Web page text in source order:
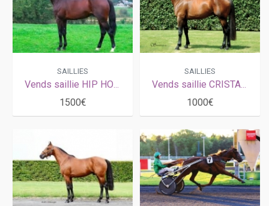
SAILLIES
Vends saillie HIP HOP HAUFOR (Up and Quick - Villa Haufor par Notre Haufor)
1500€
SAILLIES
Vends saillie CRISTAL MONEY (Coktail Jet - Making Money par Himo Josselyn)
1000€